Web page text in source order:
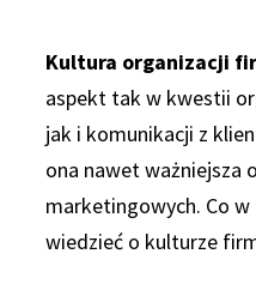
Kultura organizacji
aspekt tak w kwestii
jak i komunikacji z
ona nawet ważniejsza
marketingowych. Co
wiedzieć o kulturze